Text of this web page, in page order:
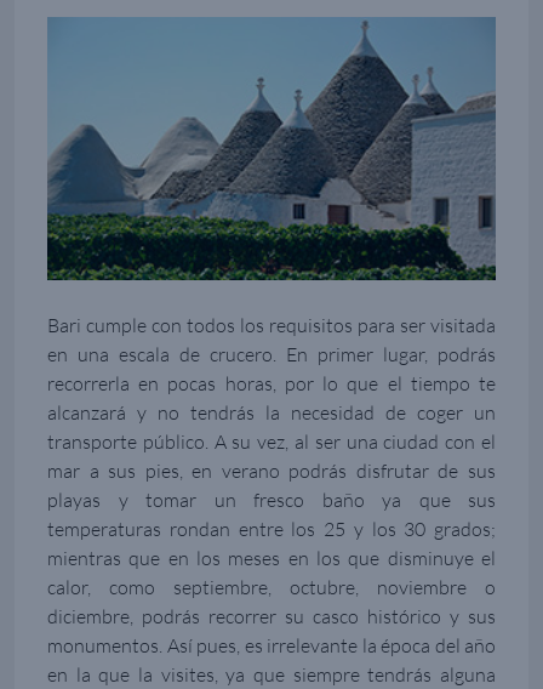
Bari cumple con todos los requisitos para ser visitada
en una escala de crucero. En primer lugar, podrás
recorrerla en pocas horas, por lo que el tiempo te
alcanzará y no tendrás la necesidad de coger un
transporte público. A su vez, al ser una ciudad con el
mar a sus pies, en verano podrás disfrutar de sus
playas y tomar un fresco baño ya que sus
temperaturas rondan entre los 25 y los 30 grados;
mientras que en los meses en los que disminuye el
calor, como septiembre, octubre, noviembre o
diciembre, podrás recorrer su casco histórico y sus
monumentos. Así pues, es irrelevante la época del año
en la que la visites, ya que siempre tendrás alguna